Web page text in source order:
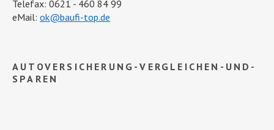
Telefax: 0621 - 460 84 99
eMail: ok@baufi-top.de
AUTOVERSICHERUNG-VERGLEICHEN-UND-
SPAREN